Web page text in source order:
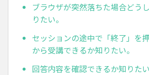
ブラウザが突然落ちた場合どう
りたい。
セッションの途中で「終了」を
から受講できるか知りたい。
回答内容を確認できるか知りたい